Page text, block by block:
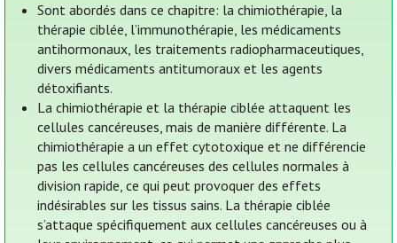
Sont abordés dans ce chapitre: la chimiothérapie, la
thérapie ciblée, l’immunothérapie, les médicaments
antihormonaux, les traitements radiopharmaceutiques,
divers médicaments antitumoraux et les agents
détoxifiants.
La chimiothérapie et la thérapie ciblée attaquent les
cellules cancéreuses, mais de manière différente. La
chimiothérapie a un effet cytotoxique et ne différencie
pas les cellules cancéreuses des cellules normales à
division rapide, ce qui peut provoquer des effets
indésirables sur les tissus sains. La thérapie ciblée
s’attaque spécifiquement aux cellules cancéreuses ou à